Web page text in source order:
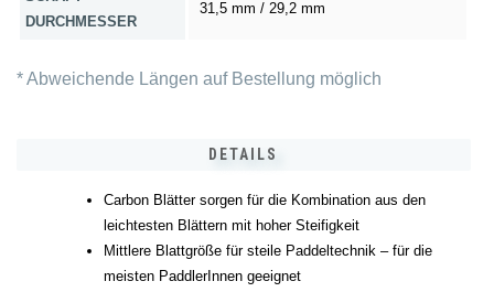
DURCHMESSER
31,5 mm / 29,2 mm
* Abweichende Längen auf Bestellung möglich
DETAILS
Carbon Blätter sorgen für die Kombination aus den
leichtesten Blättern mit hoher Steifigkeit
Mittlere Blattgröße für steile Paddeltechnik – für die
meisten PaddlerInnen geeignet